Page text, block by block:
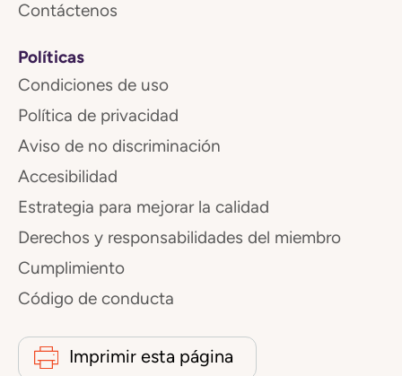
Contáctenos
Políticas
Condiciones de uso
Política de privacidad
Aviso de no discriminación
Accesibilidad
Estrategia para mejorar la calidad
Derechos y responsabilidades del miembro
Cumplimiento
Código de conducta
Imprimir esta página